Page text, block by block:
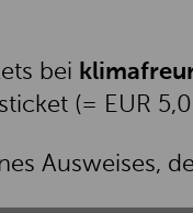
bei
(= EUR
Ausweises,